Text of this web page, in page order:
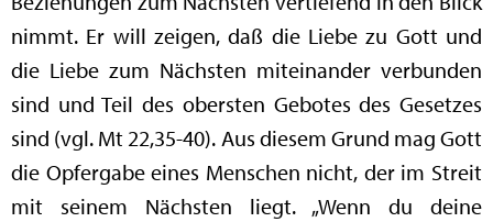
nimmt. Er will zeigen, daß die Liebe zu Gott und
die Liebe zum Nächsten miteinander verbunden
sind und Teil des obersten Gebotes des Gesetzes
sind (vgl. Mt 22,35-40). Aus diesem Grund mag Gott
die Opfergabe eines Menschen nicht, der im Streit
mit seinem Nächsten liegt. „Wenn du deine